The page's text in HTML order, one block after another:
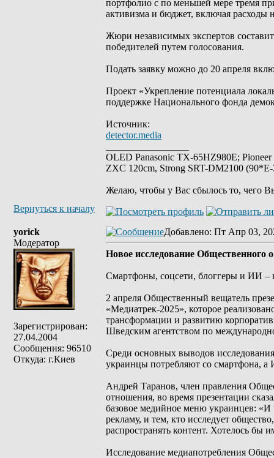
портфолио с по меньшей мере тремя
активизма и бюджет, включая расходы
Жюри независимых экспертов
победителей путем голосования.
Подать заявку можно до 20 апреля
Проект «Укрепление потенциала
поддержке Национального фонда
Источник:
detector.media
OLED Panasonic TX-65HZ980E;
ZXC 120cm, Strong SRT-DM2100
Желаю, чтобы у Вас сбылось то, чего
Вернуться к началу
yorick
Модератор
Зарегистрирован:
27.04.2004
Сообщения: 96510
Откуда: г.Киев
Добавлено: Пт Апр 03,
Новое исследование Общественного
Смартфоны, соцсети, блоггеры и ИИ –
2 апреля Общественный вещатель
«Медиатрек-2025», которое
трансформации и развитию
Шведским агентством по
Среди основных выводов
украинцы потребляют со смартфона, а
Андрей Таранов, член правления
отношения, во время презентации
базовое медийное меню украинцев: «И
рекламу, и тем, кто исследует
распространять контент. Хотелось бы
Исследование медиапотребления